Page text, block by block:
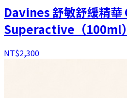
Davines 舒敏舒緩精
Superactive（100ml）
NT$2,300